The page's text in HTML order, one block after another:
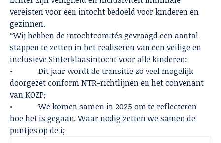
vereisten voor een intocht bedoeld voor kinderen en
gezinnen.
“Wij hebben de intochtcomités gevraagd een aantal
stappen te zetten in het realiseren van een veilige en
inclusieve Sinterklaasintocht voor alle kinderen:
• Dit jaar wordt de transitie zo veel mogelijk
doorgezet conform NTR-richtlijnen en het convenant
van KOZP;
• We komen samen in 2025 om te reflecteren
hoe het is gegaan. Waar nodig zetten we samen de
puntjes op de i;